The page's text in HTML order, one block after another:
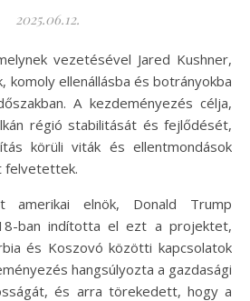
2025.06.12.
komoly ellenállásba és botrányokba
A kezdeményezés célja,
régió stabilitását és fejlődését,
körüli viták és ellentmondások
felvetettek.
amerikai elnök, Donald Trump
ban indította el ezt a projektet,
és Koszovó közötti kapcsolatok
hangsúlyozta a gazdasági
és arra törekedett, hogy a